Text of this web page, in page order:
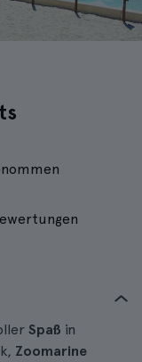
Spaß in
Zoomarine